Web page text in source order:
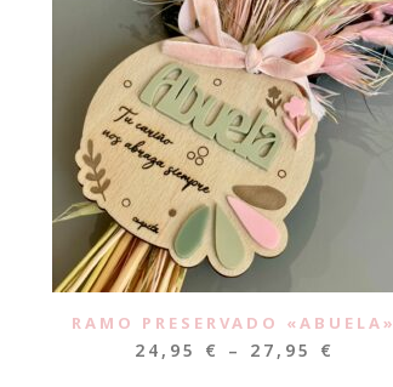
RAMO PRESERVADO «ABUELA»
24,95 € – 27,95 €